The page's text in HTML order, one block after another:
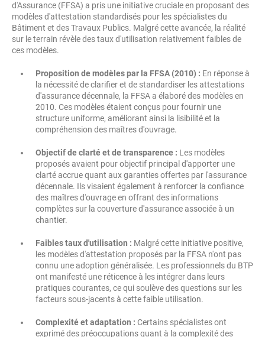
d'Assurance (FFSA) a pris une initiative cruciale en proposant des
modèles d'attestation standardisés pour les spécialistes du
Bâtiment et des Travaux Publics. Malgré cette avancée, la réalité
sur le terrain révèle des taux d'utilisation relativement faibles de
ces modèles.
Proposition de modèles par la FFSA (2010) : En réponse à
la nécessité de clarifier et de standardiser les attestations
d'assurance décennale, la FFSA a élaboré des modèles en
2010. Ces modèles étaient conçus pour fournir une
structure uniforme, améliorant ainsi la lisibilité et la
compréhension des maîtres d'ouvrage.
Objectif de clarté et de transparence : Les modèles
proposés avaient pour objectif principal d'apporter une
clarté accrue quant aux garanties offertes par l'assurance
décennale. Ils visaient également à renforcer la confiance
des maîtres d'ouvrage en offrant des informations
complètes sur la couverture d'assurance associée à un
chantier.
Faibles taux d'utilisation : Malgré cette initiative positive,
les modèles d'attestation proposés par la FFSA n'ont pas
connu une adoption généralisée. Les professionnels du BTP
ont manifesté une réticence à les intégrer dans leurs
pratiques courantes, ce qui soulève des questions sur les
facteurs sous-jacents à cette faible utilisation.
Complexité et adaptation : Certains spécialistes ont
exprimé des préoccupations quant à la complexité des